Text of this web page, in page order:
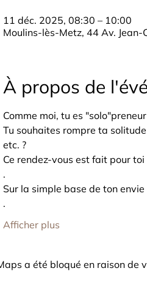
11 déc. 2025, 08:30 – 10:00
Moulins-lès-Metz, 44 Av.
À propos de
Comme moi, tu es
Tu souhaites rompre ta
etc. ?
Ce rendez-vous est fait pour toi
.
Sur la simple base de ton
.
Afficher plus
a été bloqué en raison de